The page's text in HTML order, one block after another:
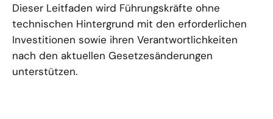
Dieser Leitfaden wird Führungskräfte ohne
technischen Hintergrund mit den erforderlichen
Investitionen sowie ihren Verantwortlichkeiten
nach den aktuellen Gesetzesänderungen
unterstützen.